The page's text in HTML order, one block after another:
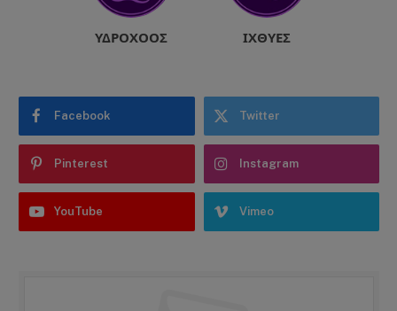
ΥΔΡΟΧΌΟΣ ΙΧΘΎΕΣ
Facebook Twitter
Pinterest Instagram
YouTube Vimeo